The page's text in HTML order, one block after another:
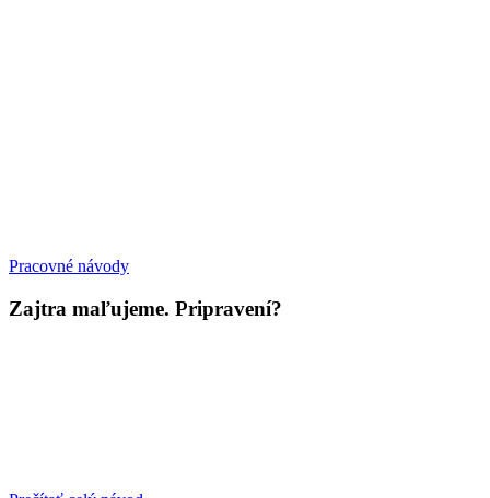
Pracovné návody
Zajtra maľujeme. Pripravení?